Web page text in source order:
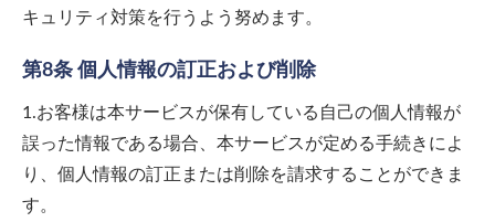
キュリティ対策を行うよう努めます。
第8条 個人情報の訂正および削除
1.お客様は本サービスが保有している自己の個人情報が
誤った情報である場合、本サービスが定める手続きによ
り、個人情報の訂正または削除を請求することができま
す。